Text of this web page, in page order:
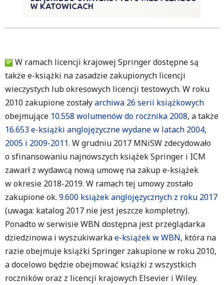
W ramach licencji krajowej Springer dostępne są
także e-książki na zasadzie zakupionych licencji
wieczystych lub okresowych licencji testowych. W roku
2010 zakupione zostałyarchiwa 26 serii książkowych
obejmujące 10.558 wolumenów do rocznika 2008, a także
16.653 e-książki anglojęzyczne wydane w latach 2004,
2005 i 2009-2011. W grudniu 2017 MNiSW zdecydowało
o sfinansowaniu najnowszych książek Springer i ICM
zawarł z wydawcą nową umowę na zakup e-książek
w okresie 2018-2019. W ramach tej umowy zostało
zakupione ok. 9.600 książek anglojęzycznych z roku 2017
(uwaga: katalog 2017 nie jest jeszcze kompletny).
Ponadto w serwisie WBN dostępna jest przeglądarka
dziedzinowa i wyszukiwarkae-książek w WBN, która na
razie obejmuje książki Springer zakupione w roku 2010,
a docelowo będzie obejmować książki z wszystkich
roczników oraz z licencji krajowych Elsevier i Wiley.